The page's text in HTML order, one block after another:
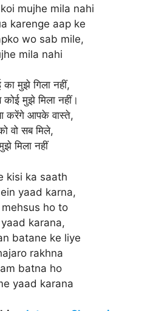
mujhe mila nahi
karenge aap ke
wo sab mile,
mila nahi
का मुझे गिला नहीं,
मुझे मिला नहीं।
करेंगे आपके वास्ते,
वो सब मिले,
मिला नहीं
kisi ka saath
yaad karna,
ho to
karana,
batane ke liye
rakhna
batna ho
yaad karana